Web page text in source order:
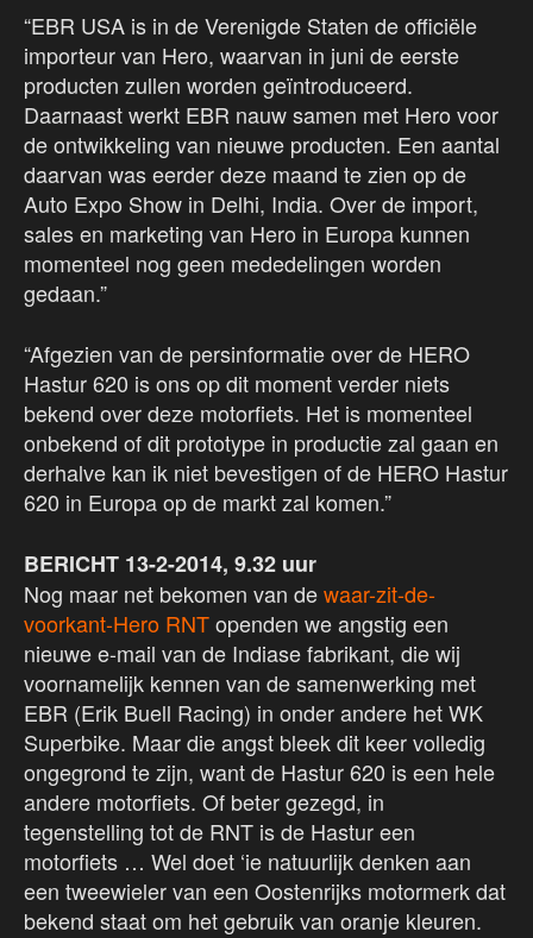
“EBR USA is in de Verenigde Staten de officiële
importeur van Hero, waarvan in juni de eerste
producten zullen worden geïntroduceerd.
Daarnaast werkt EBR nauw samen met Hero voor
de ontwikkeling van nieuwe producten. Een aantal
daarvan was eerder deze maand te zien op de
Auto Expo Show in Delhi, India. Over de import,
sales en marketing van Hero in Europa kunnen
momenteel nog geen mededelingen worden
gedaan.”
“Afgezien van de persinformatie over de HERO
Hastur 620 is ons op dit moment verder niets
bekend over deze motorfiets. Het is momenteel
onbekend of dit prototype in productie zal gaan en
derhalve kan ik niet bevestigen of de HERO Hastur
620 in Europa op de markt zal komen.”
BERICHT 13-2-2014, 9.32 uur
Nog maar net bekomen van dewaar-zit-de-
voorkant-Hero RNTopenden we angstig een
nieuwe e-mail van de Indiase fabrikant, die wij
voornamelijk kennen van de samenwerking met
EBR (Erik Buell Racing) in onder andere het WK
Superbike. Maar die angst bleek dit keer volledig
ongegrond te zijn, want de Hastur 620 is een hele
andere motorfiets. Of beter gezegd, in
tegenstelling tot de RNT is de Hastur een
motorfiets … Wel doet ‘ie natuurlijk denken aan
een tweewieler van een Oostenrijks motormerk dat
bekend staat om het gebruik van oranje kleuren.